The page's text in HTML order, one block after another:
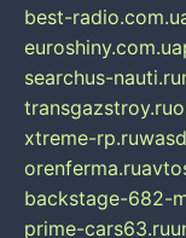
best-
euroshiny.com.ua
searchus-nauti.ru
transgazstroy.ru
xtreme-rp.ru
orenferma.ru
backstage-682-
prime-cars63.ru